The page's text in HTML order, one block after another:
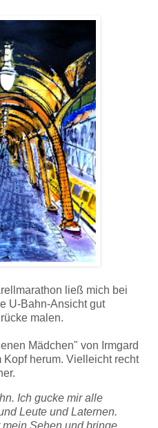
ließ mich bei
U-Bahn-Ansicht gut
malen.
Mädchen" von Irmgard
herum. Vielleicht recht
Ich gucke mir alle
Leute und Laternen.
Sehen und bringe